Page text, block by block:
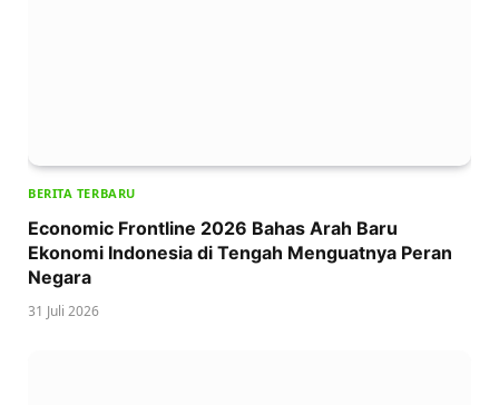
BERITA TERBARU
Economic Frontline 2026 Bahas Arah Baru
Ekonomi Indonesia di Tengah Menguatnya Peran
Negara
31 Juli 2026